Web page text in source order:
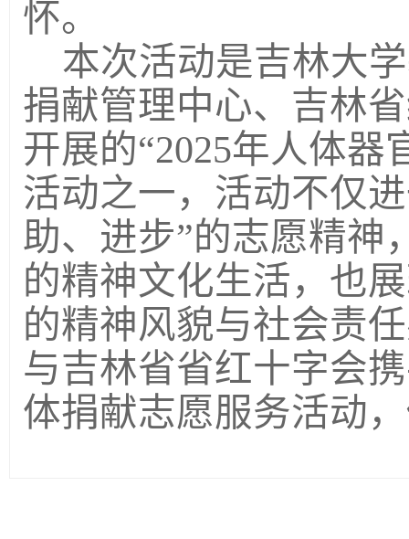
怀。
本次活动是吉林大
捐献管理中心、吉林
开展的“2025年人体器
活动之一，活动不仅
助、进步”的志愿精神
的精神文化生活，也
的精神风貌与社会责
与吉林省省红十字会
体捐献志愿服务活动